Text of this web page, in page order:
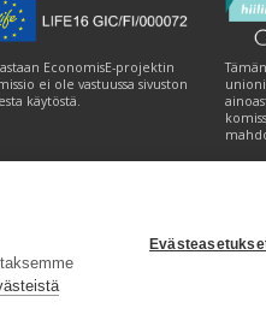
EconomisE-projektin
ei ole vastuussa sivuston
käytöstä.
Lähetä palautetta (syke.fi)